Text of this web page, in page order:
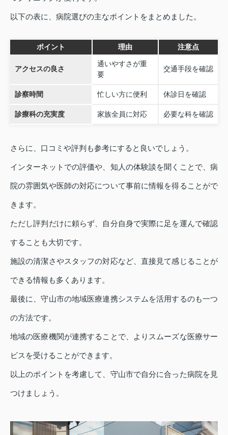
以下の表に、病院選びの主なポイントをまとめました。
ポイント 理由 注意点
アクセスの良さ
通いやすさが重
要
交通手段を確認
診察時間 忙しい方に便利 休診日を確認
診療科の充実度 家族全員に対応 必要な科を確認
さらに、口コミや評判も参考にすると良いでしょう。
インターネットでの評価や、知人の体験談を聞くことで、病
院の雰囲気や医師の対応について事前に情報を得ることがで
きます。
ただし評判だけに頼らず、自分自身で実際に足を運んで確認
することも大切です。
施設の清潔さやスタッフの対応など、直接見て感じることが
できる情報も多くあります。
最後に、守山市の地域医療連携システムを活用するのも一つ
の方法です。
地域の医療機関が連携することで、よりスムーズな医療サー
ビスを受けることができます。
以上のポイントを考慮して、守山市で自分に合った病院を見
つけましょう。